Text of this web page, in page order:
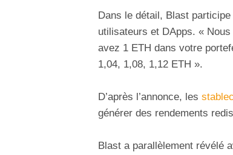
Dans le détail, Blast
utilisateurs et DApps. «
avez 1 ETH dans votre
1,04, 1,08, 1,12 ETH ».
D’après l’annonce, les
générer des rendements
Blast a parallèlement révélé